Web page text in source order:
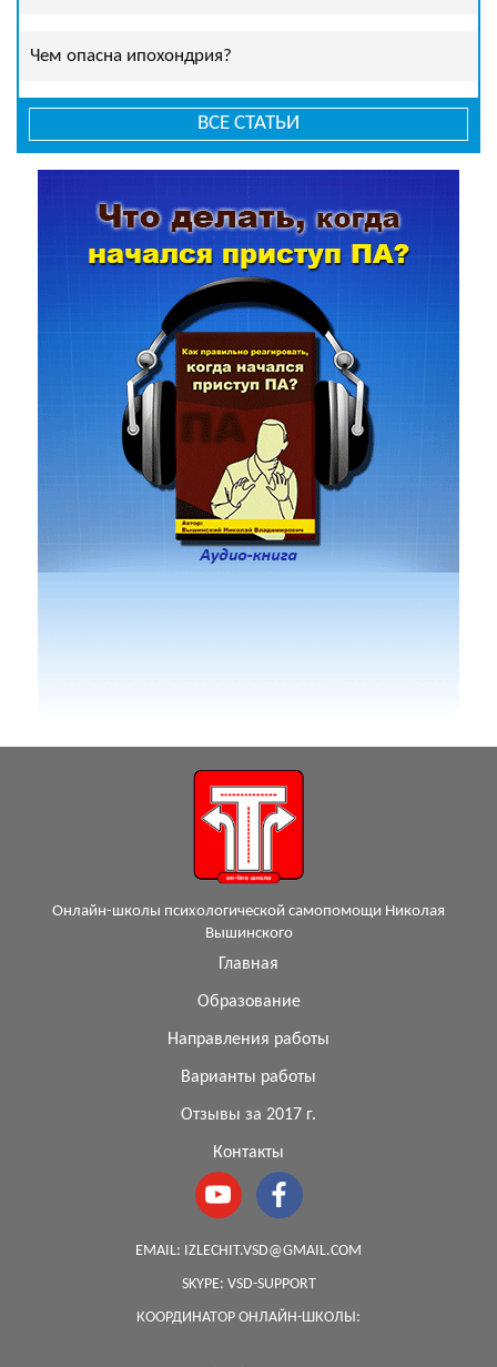
Чем опасна ипохондрия?
ВСЕ СТАТЬИ
Онлайн-школы психологической самопомощи Николая
Вышинского
Главная
Образование
Направления работы
Варианты работы
Отзывы за 2017 г.
Контакты
EMAIL: IZLECHIT.VSD@GMAIL.COM
SKYPE: VSD-SUPPORT
КООРДИНАТОР ОНЛАЙН-ШКОЛЫ: